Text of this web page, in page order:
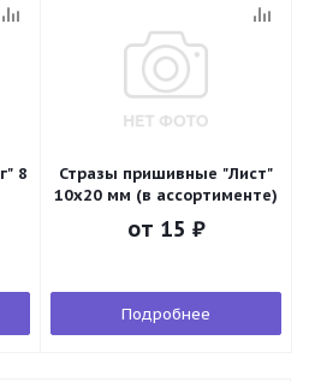
8
Стразы пришивные "Лист"
10х20 мм (в ассортименте)
от 15 ₽
Подробнее